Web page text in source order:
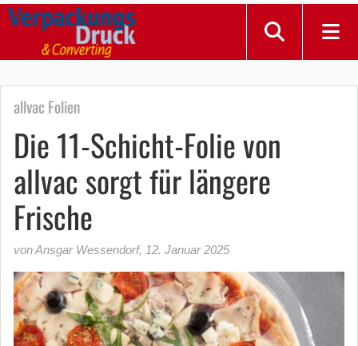
allvac Folien
Die 11-Schicht-Folie von
allvac sorgt für längere
Frische
von Ansgar Wessendorf, 12. Januar 2025